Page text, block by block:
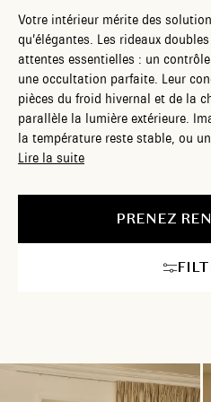
Votre intérieur mérite des
qu’élégantes. Les rideaux
attentes essentielles : un
une occultation parfaite. Leur
pièces du froid hivernal et de la
parallèle la lumière extérieure. Imaginez un salon chaleureux où
la température reste stable, ou
l’obscurité pour des nuits
décoration avec des tissus et finitions
présent notre gamme étendue et
Lire la suite
PRENEZ